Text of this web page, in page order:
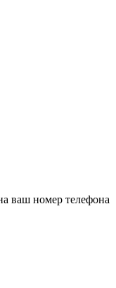
ваш номер телефона